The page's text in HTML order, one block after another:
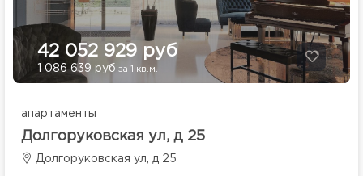
42 052 929 руб
1 086 639 руб за 1 кв.м.
апартаменты
Долгоруковская ул, д 25
Долгоруковская ул, д 25